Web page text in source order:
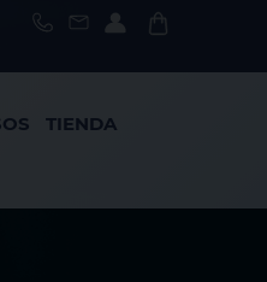
TIENDA